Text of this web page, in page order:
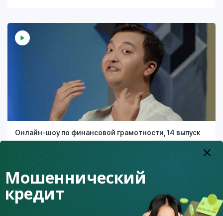
Онлайн-шоу по финансовой грамотности, 14 выпуск
9.08.2026
Мошеннический
кредит